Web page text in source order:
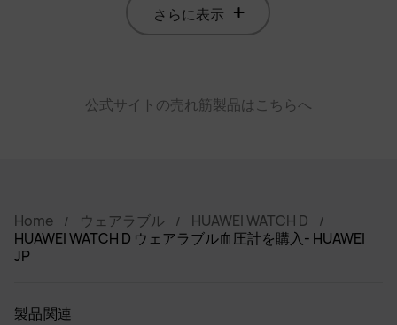
さらに表示
公式サイトの売れ筋製品はこちらへ
Home ウェアラブル
HUAWEI WATCH D
HUAWEI WATCH D ウェアラブル血圧計を購入- HUAWEI
JP
製品関連